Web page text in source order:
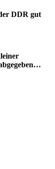
DDR gut